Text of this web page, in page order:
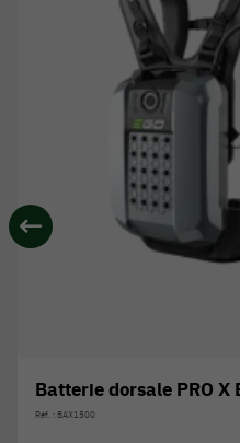
Batterie dorsale PRO X
Réf. : BAX1500